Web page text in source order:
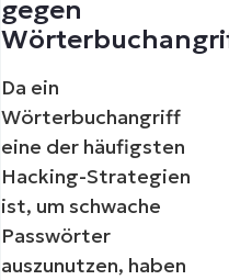
gegen
Da ein
Wörterbuchangriff
eine der häufigsten
Hacking-Strategien
ist, um schwache
Passwörter
auszunutzen, haben